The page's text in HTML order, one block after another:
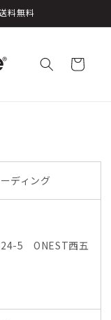
料無料
ー
ディング
24-5 ONEST西五